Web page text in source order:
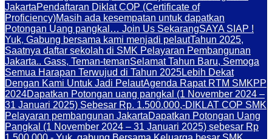
JakartaPendaftaran Diklat COP (Certificate of
Proficiency)Masih ada kesempatan untuk dapatkan
Potongan Uang pangkal… Join Us SekarangSAYA SIAP !
Yuk, Gabung bersama kami menjadi pelautTahun 2025,
Saatnya daftar sekolah di SMK Pelayaran Pembangunan
Jakarta.. Gass, Teman-temanSelamat Tahun Baru, Semoga
Semua Harapan Terwujud di Tahun 2025Lebih Dekat
Dengan Kami Untuk Jadi PelautAgenda Rapat RTM SMKPP
2024Dapatkan Potongan uang pangkal (1 November 2024 –
31 Januari 2025) Sebesar Rp. 1.500.000,-DIKLAT COP SMK
Pelayaran pembangunan JakartaDapatkan Potongan Uang
Pangkal (1 November 2024 – 31 Januari 2025) sebesar Rp